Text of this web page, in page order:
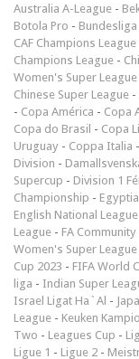
Australia A-League -
Botola Pro - Bundesliga
CAF Champions League
Champions League -
Women's Super League
Chinese Super League -
- Copa América - Copa
Copa do Brasil - Copa
Uruguay - Coppa Italia -
Division -
Supercup - Division 1
Championship -
English National League
League - FA Community
Women's Super League
Cup 2023 - FIFA World
liga - Indian Super
Israel Ligat Ha`Al -
League - Keuken
Two - Leagues Cup -
Ligue 1 - Ligue 2 -